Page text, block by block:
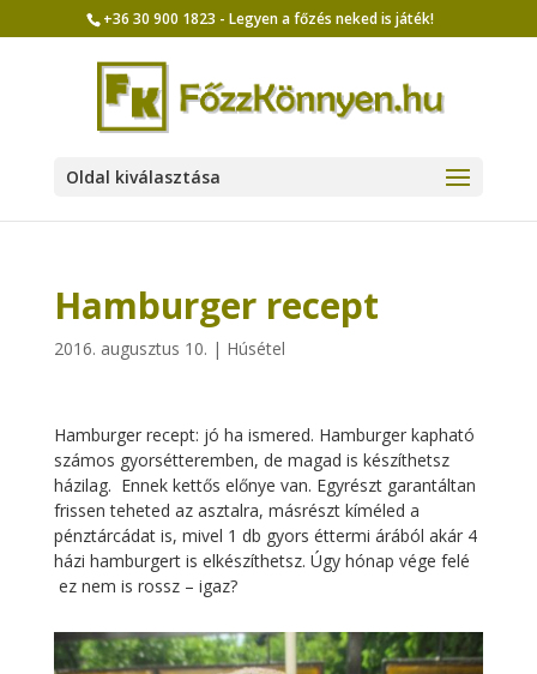
+36 30 900 1823 - Legyen a főzés neked is játék!
Oldal kiválasztása
Hamburger recept
2016. augusztus 10. | Húsétel
Hamburger recept: jó ha ismered. Hamburger kapható
számos gyorsétteremben, de magad is készíthetsz
házilag. Ennek kettős előnye van. Egyrészt garantáltan
frissen teheted az asztalra, másrészt kíméled a
pénztárcádat is, mivel 1 db gyors éttermi árából akár 4
házi hamburgert is elkészíthetsz. Úgy hónap vége felé
ez nem is rossz – igaz?